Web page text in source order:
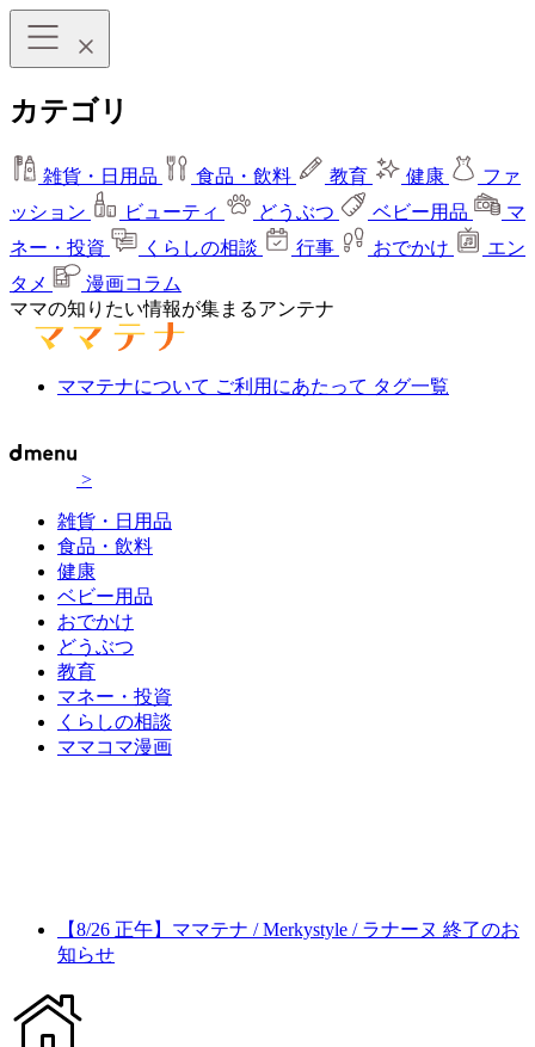
カテゴリ
雑貨・日用品 食品・飲料 教育 健康
ファ
ッション
ビューティ どうぶつ ベビー用品
マ
ネー・投資
くらしの相談 行事 おでかけ
エン
タメ
漫画コラム
ママの知りたい情報が集まるアンテナ
ママテナについて ご利用にあたって タグ一覧
>
雑貨・日用品
食品・飲料
健康
ベビー用品
おでかけ
どうぶつ
教育
マネー・投資
くらしの相談
ママコマ漫画
【8/26 正午】ママテナ / Merkystyle / ラナーヌ 終了のお
知らせ